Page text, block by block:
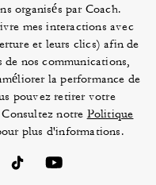
organisés par Coach.
mes interactions avec
et leurs clics) afin de
de nos communications,
la performance de
pouvez retirer votre
notre Politique
plus d'informations.